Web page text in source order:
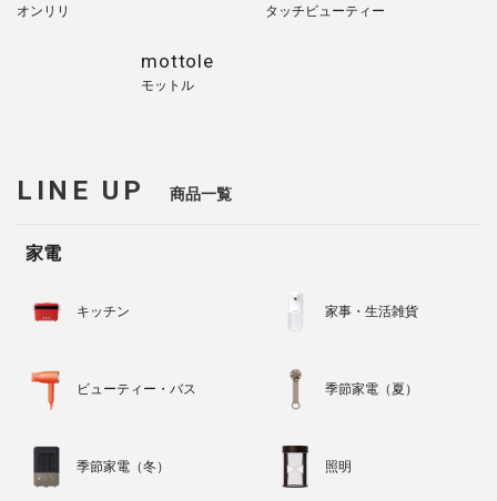
オンリリ タッチビューティー
mottole
モットル
LINE UP 商品一覧
家電
キッチン 家事・生活雑貨
ビューティー・バス 季節家電（夏）
季節家電（冬） 照明